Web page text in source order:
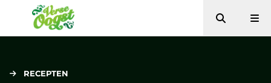
Verse Oogst
Zoeken
RECEPTEN